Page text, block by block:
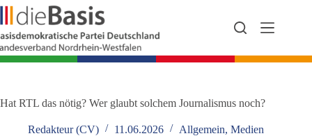
Zum
Inhalt
springen
Hat RTL das nötig? Wer glaubt solchem Journalismus noch?
Redakteur (CV) 11.06.2026 Allgemein, Medien